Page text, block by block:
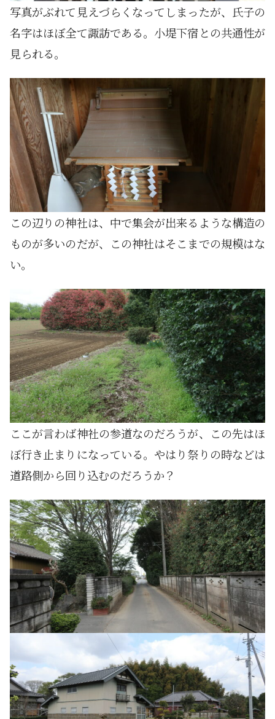
写真がぶれて見えづらくなってしまったが、氏子の
名字はほぼ全て諏訪である。小堤下宿との共通性が
見られる。
この辺りの神社は、中で集会が出来るような構造の
ものが多いのだが、この神社はそこまでの規模はな
い。
ここが言わば神社の参道なのだろうが、この先はほ
ぼ行き止まりになっている。やはり祭りの時などは
道路側から回り込むのだろうか？